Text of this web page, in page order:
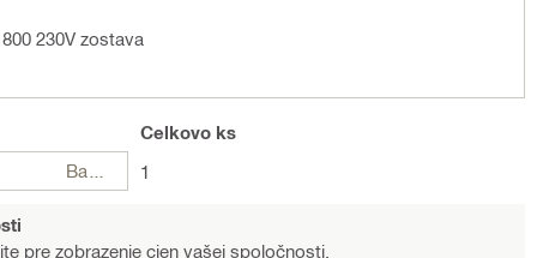
230V zostava
Celkovo ks
1
pre zobrazenie cien vašej spoločnosti.